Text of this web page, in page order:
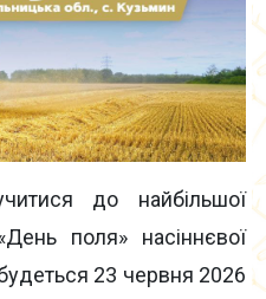
до найбільшої
поля» насіннєвої
23 червня 2026